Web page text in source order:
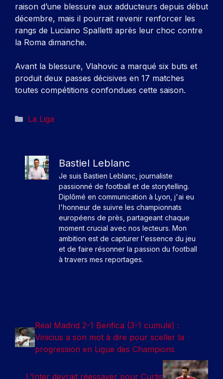
raison d’une blessure aux adducteurs depuis début
décembre, mais il pourrait revenir renforcer les
rangs de Luciano Spalletti après leur choc contre
la Roma dimanche.
Avant la blessure, Vlahovic a marqué six buts et
produit deux passes décisives en 17 matches
toutes compétitions confondues cette saison.
Catégories
La Liga
Bastiel Leblanc
Je suis Bastien Leblanc, journaliste
passionné de football et de storytelling.
Diplômé en communication à Lyon, j'ai eu
l'honneur de suivre les championnats
européens de près, partageant chaque
moment crucial avec nos lecteurs. Mon
ambition est de capturer l'essence du jeu
et de faire résonner la passion du football
à travers mes reportages.
Real Madrid 2-1 Benfica (3-1 cumulé) :
Vinicius a son mot à dire pour sceller la
progression en Ligue des Champions
L’Inter devrait réessayer pour Curtis